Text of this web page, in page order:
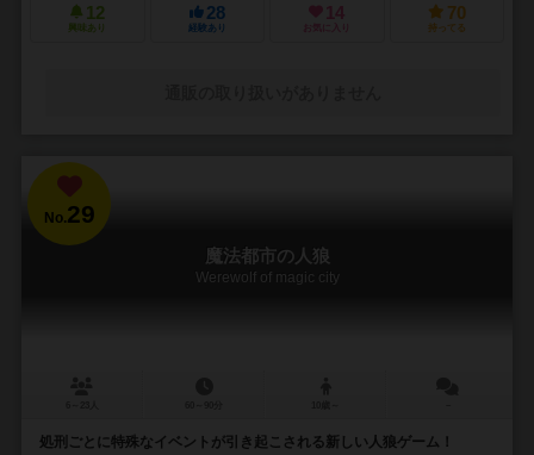
12
興味あり
28
経験あり
14
お気に入り
70
持ってる
No.29
魔法都市の人狼
Werewolf of magic city
処刑ごとに特殊なイベントが引き起こされる新しい人狼ゲーム！